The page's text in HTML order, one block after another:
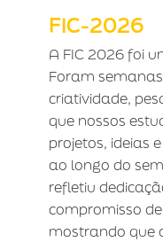
FIC-2026
A FIC 2026 foi
Foram
criatividade,
que nossos
projetos, ideias
ao longo do
refletiu
compromisso
mostrando que